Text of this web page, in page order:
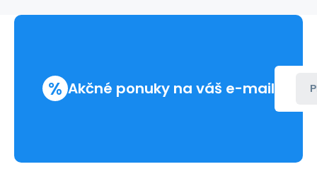
rez,
% Akčné ponuky na váš e-mail